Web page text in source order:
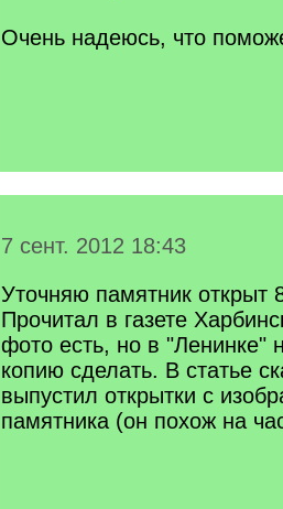
Очень надеюсь, что
7 сент. 2012 18:43
Уточняю памятник открыт
Прочитал в газете
фото есть, но в "Ленинке"
копию сделать. В статье
выпустил открытки с
памятника (он похож на